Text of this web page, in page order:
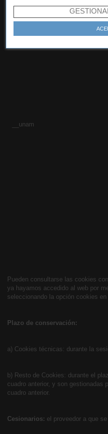
__unam
Pueden consultarse las cookies
ya hayamos accedido al web por
seleccionando la opción cookies en
Plazo de conservación:
a) Cookies técnicas: durante la
b) Resto de Cookies: durante el
cuadro anterior, y son gestionadas
cuadro anterior.
Cesionarios: el proveedor a que